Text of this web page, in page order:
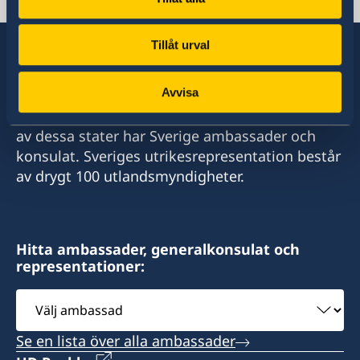
Tillåt urval
Avvisa
Sverige har diplomatiska förbindelser med i
stort sett alla stater i världen. I ungefär hälften
av dessa stater har Sverige ambassader och
konsulat. Sveriges utrikesrepresentation består
av drygt 100 utlandsmyndigheter.
Hitta ambassader, generalkonsulat och
representationer:
Välj
ambassad
Se en lista över alla ambassader